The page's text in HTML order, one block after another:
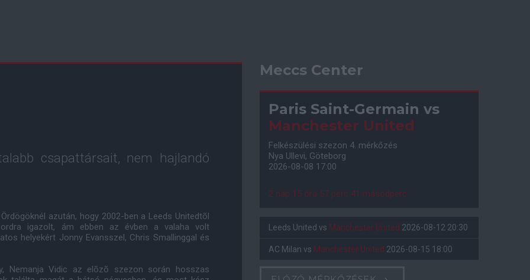
csapattársait, nem hajlandó
azután, hogy 2002-ben a Leeds Unitedtõl
igazolt, ám ebben az évben a valaha volt
helyekért Jonny Evansszel, Chris Smallinggal és
Nemanja Vidic az elõzõ szezon során hosszas
Meccs Center
Paris Saint-Germain vs
Manchester United
Felkészülési szezon 4. mérkőzés
Nya Ullevi, Göteborg
2026-08-08 17:00
2 nap 15 óra 57 perc 40 másodperc
Leeds United vs Manchester United 2026-08-12 20:30
AC Milan vs Manchester United 2026-08-15 18:00